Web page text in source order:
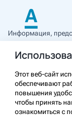
Информация,
использоваться
и не может
применением
с
о лекарственных
предназначена
работников.
Этот веб-сайт
обеспечивают
повышения
чтобы принять
ознакомиться с